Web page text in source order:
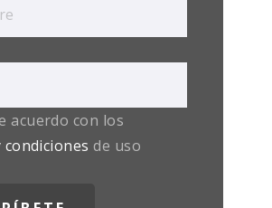
acuerdo con los
de uso